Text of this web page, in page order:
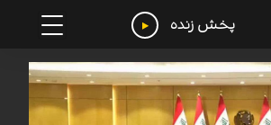
پخش زنده